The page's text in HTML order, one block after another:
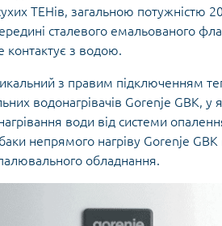
ТЕНів, загальною потужністю
сталевого емальованого
контактує з водою.
з правим підключенням
водонагрівачів Gorenje GBK, у
води від системи
непрямого нагріву Gorenje GBK
обладнання.